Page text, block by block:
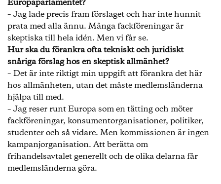
Europaparlamentet?
– Jag lade precis fram förslaget och har inte hunnit
prata med alla ännu. Många fackföreningar är
skeptiska till hela idén. Men vi får se.
Hur ska du förankra ofta tekniskt och juridiskt
snåriga förslag hos en skeptisk allmänhet?
– Det är inte riktigt min uppgift att förankra det här
hos allmänheten, utan det måste medlemsländerna
hjälpa till med.
– Jag reser runt Europa som en tätting och möter
fackföreningar, konsumentorganisationer, politiker,
studenter och så vidare. Men kommissionen är ingen
kampanjorganisation. Att berätta om
frihandelsavtalet generellt och de olika delarna får
medlemsländerna göra.